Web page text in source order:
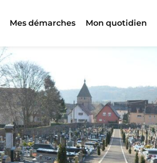
Mes démarches Mon quotidien